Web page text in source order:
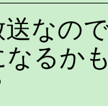
なの
なる